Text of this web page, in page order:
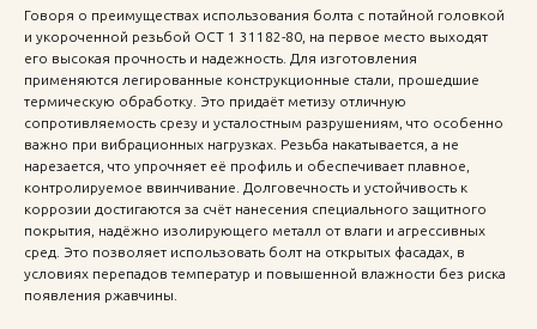
Говоря о преимуществах использования болта с потайной головкой
и укороченной резьбой ОСТ 1 31182-80, на первое место выходят
его высокая прочность и надежность. Для изготовления
применяются легированные конструкционные стали, прошедшие
термическую обработку. Это придаёт метизу отличную
сопротивляемость срезу и усталостным разрушениям, что особенно
важно при вибрационных нагрузках. Резьба накатывается, а не
нарезается, что упрочняет её профиль и обеспечивает плавное,
контролируемое ввинчивание. Долговечность и устойчивость к
коррозии достигаются за счёт нанесения специального защитного
покрытия, надёжно изолирующего металл от влаги и агрессивных
сред. Это позволяет использовать болт на открытых фасадах, в
условиях перепадов температур и повышенной влажности без риска
появления ржавчины.